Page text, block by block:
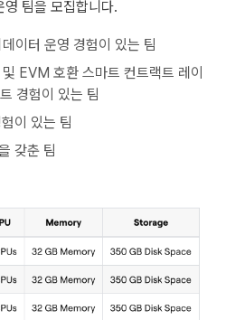
팀을 모집합니다.
이터 운영 경험이 있는 팀
EVM 호환 스마트 컨트랙트 레이
경험이 있는 팀
이 있는 팀
갖춘 팀